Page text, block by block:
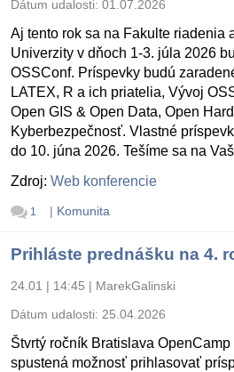
Dátum udalosti: 01.07.2026
Aj tento rok sa na Fakulte riadenia
Univerzity v dňoch 1-3. júla 2026
OSSConf. Príspevky budú
LATEX, R a ich priatelia, Vývoj
Open GIS & Open Data, Open
Kyberbezpečnosť. Vlastné
do 10. júna 2026. Tešíme sa na
Zdroj: Web konferencie
1 | Komunita
Prihláste prednášku na 4.
24.01 | 14:45 | MarekGalinski
Dátum udalosti: 25.04.2026
Štvrtý ročník Bratislava
spustená možnosť prihlasovať